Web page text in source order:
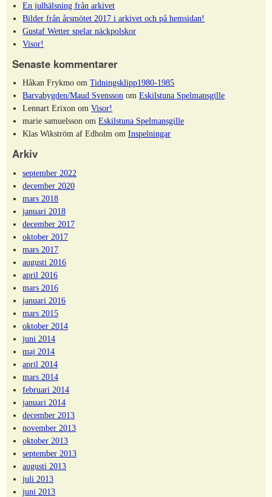
En julhälsning från arkivet
Bilder från årsmötet 2017 i arkivet och på hemsidan!
Gustaf Wetter spelar näckpolskor
Visor!
Senaste kommentarer
Håkan Frykmo omTidningsklipp1980-1985
Barvabygden/Maud Svensson omEskilstuna Spelmansgille
Lennart Erixon omVisor!
marie samuelsson omEskilstuna Spelmansgille
Klas Wikström af Edholm omInspelningar
Arkiv
september 2022
december 2020
mars 2018
januari 2018
december 2017
oktober 2017
mars 2017
augusti 2016
april 2016
mars 2016
januari 2016
mars 2015
oktober 2014
juni 2014
maj 2014
april 2014
mars 2014
februari 2014
januari 2014
december 2013
november 2013
oktober 2013
september 2013
augusti 2013
juli 2013
juni 2013